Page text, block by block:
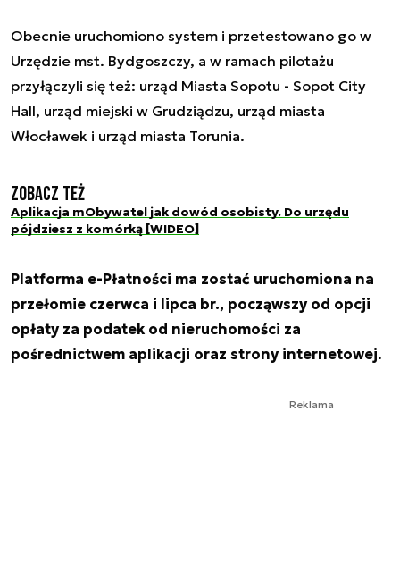
Obecnie uruchomiono system i przetestowano go w
Urzędzie mst. Bydgoszczy, a w ramach pilotażu
przyłączyli się też: urząd Miasta Sopotu - Sopot City
Hall, urząd miejski w Grudziądzu, urząd miasta
Włocławek i urząd miasta Torunia.
Zobacz też
Aplikacja mObywatel jak dowód osobisty. Do urzędu
pójdziesz z komórką [WIDEO]
Platforma e-Płatności ma zostać uruchomiona na
przełomie czerwca i lipca br., począwszy od opcji
opłaty za podatek od nieruchomości za
pośrednictwem aplikacji oraz strony internetowej.
Reklama